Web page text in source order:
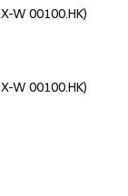
W 00100.HK)
W 00100.HK)